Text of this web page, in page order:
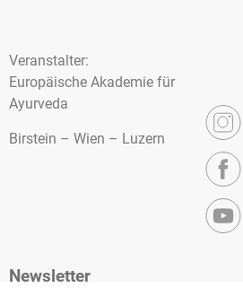
Veranstalter:
Europäische Akademie für
Ayurveda
Birstein – Wien – Luzern
Newsletter